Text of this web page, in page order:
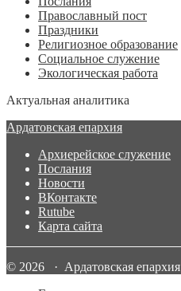
Православный пост
Праздники
Религиозное образование
Социальное служение
Экологическая работа
Актуальная аналитика
Ардатовская епархия
Архиерейское служение
Послания
Новости
ВКонтакте
Rutube
Карта сайта
© 2026 · Ардатовская епархия